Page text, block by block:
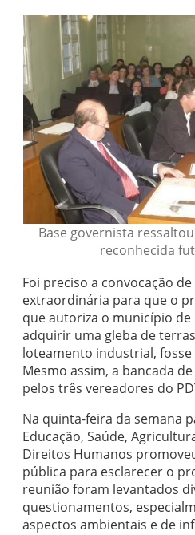
Base governista
reconhecida
Foi preciso a convocação
extraordinária para que o
que autoriza o município de
adquirir uma gleba de
loteamento industrial,
Mesmo assim, a bancada
pelos três vereadores do
Na quinta-feira da semana
Educação, Saúde,
Direitos Humanos
pública para esclarecer o
reunião foram levantados
questionamentos,
aspectos ambientais e de